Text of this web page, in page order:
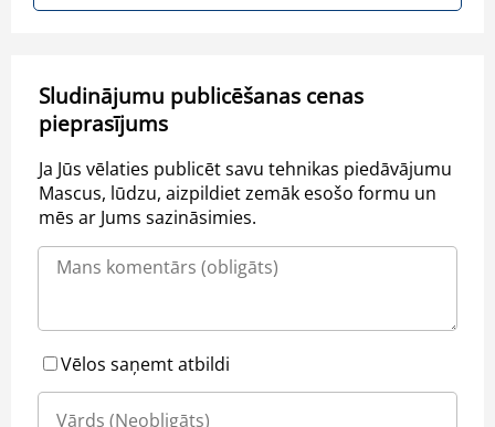
Sludinājumu publicēšanas cenas
pieprasījums
Ja Jūs vēlaties publicēt savu tehnikas piedāvājumu
Mascus, lūdzu, aizpildiet zemāk esošo formu un
mēs ar Jums sazināsimies.
Vēlos saņemt atbildi